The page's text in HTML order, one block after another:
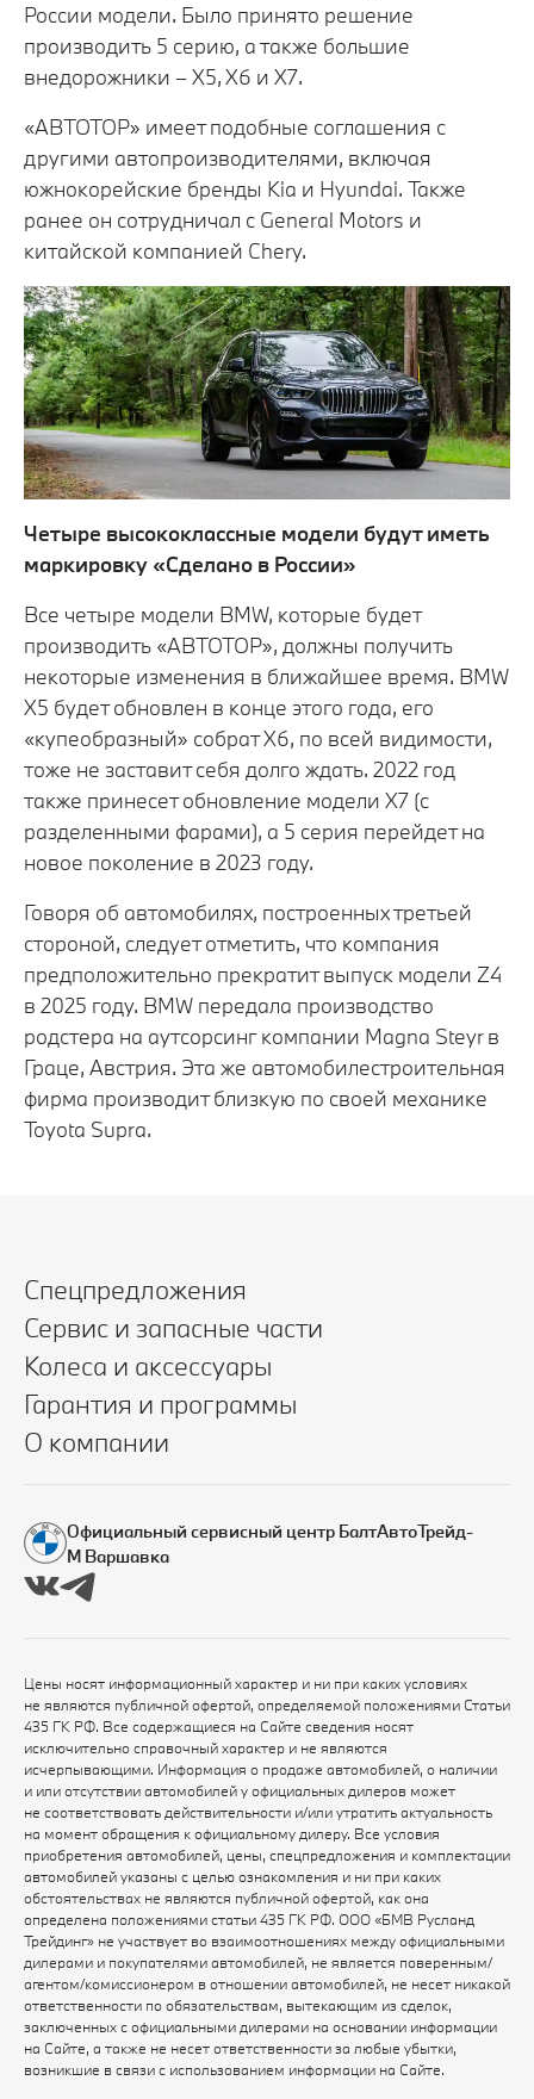
России модели. Было принято решение
производить 5 серию, а также большие
внедорожники – X5, X6 и X7.
«АВТОТОР» имеет подобные соглашения с
другими автопроизводителями, включая
южнокорейские бренды Kia и Hyundai. Также
ранее он сотрудничал с General Motors и
китайской компанией Chery.
Четыре высококлассные модели будут иметь
маркировку «Сделано в России»
Все четыре модели BMW, которые будет
производить «АВТОТОР», должны получить
некоторые изменения в ближайшее время. BMW
X5 будет обновлен в конце этого года, его
«купеобразный» собрат X6, по всей видимости,
тоже не заставит себя долго ждать. 2022 год
также принесет обновление модели X7 (с
разделенными фарами), а 5 серия перейдет на
новое поколение в 2023 году.
Говоря об автомобилях, построенных третьей
стороной, следует отметить, что компания
предположительно прекратит выпуск модели Z4
в 2025 году. BMW передала производство
родстера на аутсорсинг компании Magna Steyr в
Граце, Австрия. Эта же автомобилестроительная
фирма производит близкую по своей механике
Toyota Supra.
Спецпредложения
Сервис и запасные части
Колеса и аксессуары
Гарантия и программы
О компании
Официальный сервисный центр БалтАвтоТрейд-
М Варшавка
Цены носят информационный характер и ни при каких условиях
не являются публичной офертой, определяемой положениями Статьи
435 ГК РФ. Все содержащиеся на Сайте сведения носят
исключительно справочный характер и не являются
исчерпывающими. Информация о продаже автомобилей, о наличии
и или отсутствии автомобилей у официальных дилеров может
не соответствовать действительности и/или утратить актуальность
на момент обращения к официальному дилеру. Все условия
приобретения автомобилей, цены, спецпредложения и комплектации
автомобилей указаны с целью ознакомления и ни при каких
обстоятельствах не являются публичной офертой, как она
определена положениями статьи 435 ГК РФ. ООО «БМВ Русланд
Трейдинг» не участвует во взаимоотношениях между официальными
дилерами и покупателями автомобилей, не является поверенным/
агентом/комиссионером в отношении автомобилей, не несет никакой
ответственности по обязательствам, вытекающим из сделок,
заключенных с официальными дилерами на основании информации
на Сайте, а также не несет ответственности за любые убытки,
возникшие в связи с использованием информации на Сайте.